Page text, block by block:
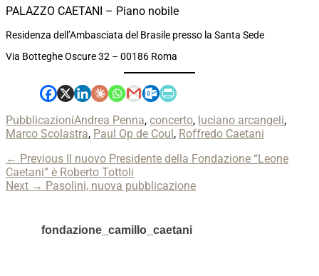
PALAZZO CAETANI – Piano nobile
Residenza dell’Ambasciata del Brasile presso la Santa Sede
Via Botteghe Oscure 32 – 00186 Roma
Categories
PubblicazioniTags
Andrea Penna, concerto, luciano arcangeli,
Marco Scolastra, Paul Op de Coul , Roffredo Caetani
Navigazione
articoli
← Previous Previous
post:
Il nuovo Presidente della Fondazione “Leone
Caetani” è Roberto Tottoli
Next → Next
Pasolini, nuova pubblicazione
fondazione_camillo_caetani